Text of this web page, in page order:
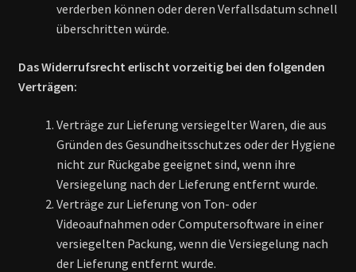
verderben können oder deren Verfallsdatum schnell
überschritten würde.
Das Widerrufsrecht erlischt vorzeitig bei den folgenden
Verträgen:
Verträge zur Lieferung versiegelter Waren, die aus
Gründen des Gesundheitsschutzes oder der Hygiene
nicht zur Rückgabe geeignet sind, wenn ihre
Versiegelung nach der Lieferung entfernt wurde.
Verträge zur Lieferung von Ton- oder
Videoaufnahmen oder Computersoftware in einer
versiegelten Packung, wenn die Versiegelung nach
der Lieferung entfernt wurde.